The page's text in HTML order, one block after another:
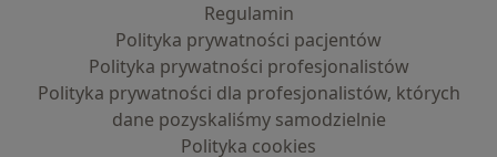
Regulamin
Polityka prywatności pacjentów
Polityka prywatności profesjonalistów
Polityka prywatności dla profesjonalistów, których
dane pozyskaliśmy samodzielnie
Polityka cookies